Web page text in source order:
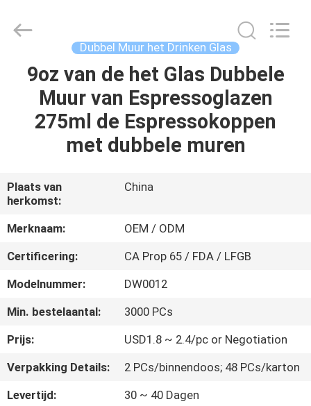
HUIS
PRODUCTEN
ONGEVEER
ONS
FABRIEKSREIS
KWALITEITSCONTROLE
CONTACTEER
ONS
PRODUCTS
Reserved.
Dubbel Muur het Drinken Glas
9oz van de het Glas Dubbele
Muur van Espressoglazen
275ml de Espressokoppen
met dubbele muren
Plaats van
herkomst:
China
Merknaam:
OEM / ODM
Certificering:
CA Prop 65 / FDA / LFGB
Modelnummer:
DW0012
Min. bestelaantal:
3000 PCs
Prijs:
USD1.8 ~ 2.4/pc or Negotiation
Verpakking Details:
2 PCs/binnendoos; 48 PCs/karton
Levertijd:
30 ~ 40 Dagen